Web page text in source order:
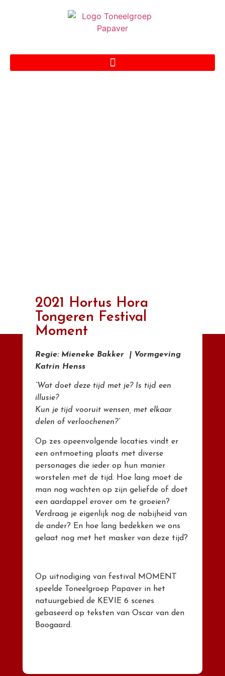
2021 Hortus Hora
Tongeren Festival
Moment
Regie: Mieneke Bakker | Vormgeving
Katrin Henss
“Wat doet deze tijd met je? Is tijd een
illusie?
Kun je tijd vooruit wensen, met elkaar
delen of verloochenen?”
Op zes opeenvolgende locaties vindt er
een ontmoeting plaats met diverse
personages die ieder op hun manier
worstelen met de tijd. Hoe lang moet de
man nog wachten op zijn geliefde of doet
een aardappel erover om te groeien?
Verdraag je eigenlijk nog de nabijheid van
de ander? En hoe lang bedekken we ons
gelaat nog met het masker van deze tijd?
Op uitnodiging van festival MOMENT
speelde Toneelgroep Papaver in het
natuurgebied de KEVIE 6 scenes
gebaseerd op teksten van Oscar van den
Boogaard.